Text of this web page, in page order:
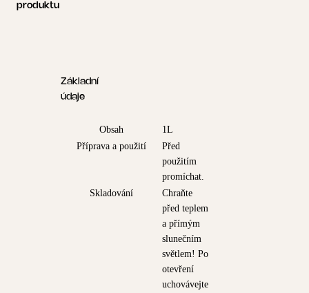
produktu
Základní
údaje
Obsah
1L
Příprava a použití
Před
použitím
promíchat.
Skladování
Chraňte
před teplem
a přímým
slunečním
světlem! Po
otevření
uchovávejte